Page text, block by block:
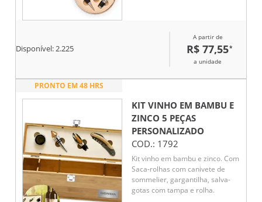
MDF com revestimento em
cortiça e interior em espuma de
Disponível:2.225
A partir de
R$ 77,55*
a unidade
PRONTO EM 48 HRS
KIT VINHO EM BAMBU E
ZINCO 5 PEÇAS
PERSONALIZADO
COD.: 1792
Kit vinho em bambu e zinco. Com
Saca-rolhas com canivete de
sommelier, gargantilha, salva-
gotas com tampa e rolha.